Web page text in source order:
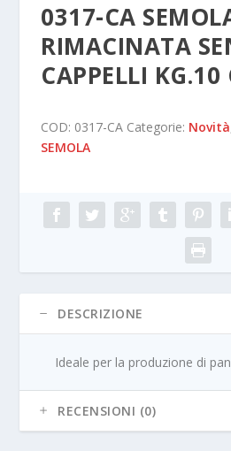
0317-CA
RIMACINATA
CAPPELLI
COD: 0317-CA Categorie: Novità
SEMOLA
DESCRIZIONE
Ideale per la produzione di
RECENSIONI (0)